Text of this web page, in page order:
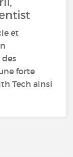
et
forte
Tech ainsi